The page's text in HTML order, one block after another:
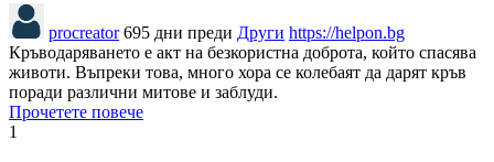
procreator 695 дни преди Други https://helpon.bg
Кръводаряването е акт на безкористна доброта, който спасява
животи. Въпреки това, много хора се колебаят да дарят кръв
поради различни митове и заблуди.
Прочетете повече
1